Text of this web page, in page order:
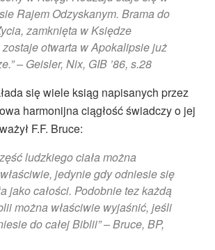
Rajem Odzyskanym. Brama do
zamknięta w Księdze
otwarta w Apokalipsie już
– Geisler, Nix, GIB ’86, s.28
się wiele ksiąg napisanych przez
harmonijna ciągłość świadczy o jej
F.F. Bruce:
ludzkiego ciała można
jedynie gdy odniesie się
jako całości. Podobnie tez każdą
można właściwie wyjaśnić, jeśli
do całej Biblii” – Bruce, BP,